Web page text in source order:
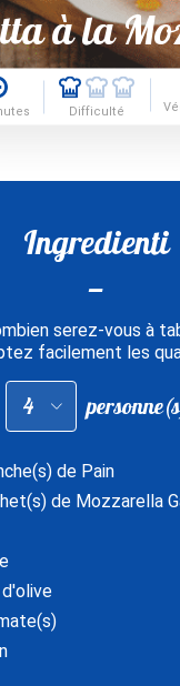
à la
Difficulté
Ingredienti
serez-vous à
facilement les
Adapter
les
quantités
pour
de Pain
de Mozzarella